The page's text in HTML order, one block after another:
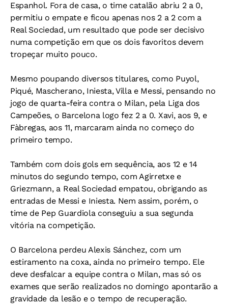
Espanhol. Fora de casa, o time catalão abriu 2 a 0,
permitiu o empate e ficou apenas nos 2 a 2 com a
Real Sociedad, um resultado que pode ser decisivo
numa competição em que os dois favoritos devem
tropeçar muito pouco.
Mesmo poupando diversos titulares, como Puyol,
Piqué, Mascherano, Iniesta, Villa e Messi, pensando no
jogo de quarta-feira contra o Milan, pela Liga dos
Campeões, o Barcelona logo fez 2 a 0. Xavi, aos 9, e
Fàbregas, aos 11, marcaram ainda no começo do
primeiro tempo.
Também com dois gols em sequência, aos 12 e 14
minutos do segundo tempo, com Agirretxe e
Griezmann, a Real Sociedad empatou, obrigando as
entradas de Messi e Iniesta. Nem assim, porém, o
time de Pep Guardiola conseguiu a sua segunda
vitória na competição.
O Barcelona perdeu Alexis Sánchez, com um
estiramento na coxa, ainda no primeiro tempo. Ele
deve desfalcar a equipe contra o Milan, mas só os
exames que serão realizados no domingo apontarão a
gravidade da lesão e o tempo de recuperação.